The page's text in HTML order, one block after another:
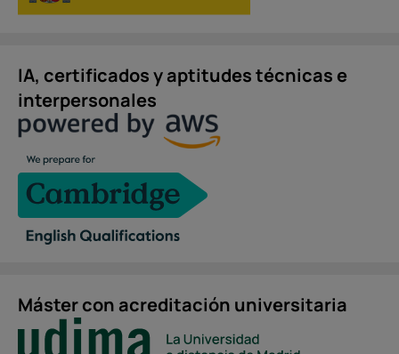
IA, certificados y aptitudes técnicas e
interpersonales
Máster con acreditación universitaria